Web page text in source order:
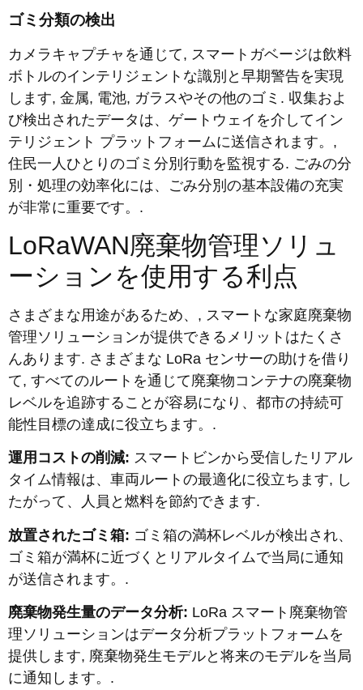
ゴミ分類の検出
カメラキャプチャを通じて, スマートガベージは飲料
ボトルのインテリジェントな識別と早期警告を実現
します, 金属, 電池, ガラスやその他のゴミ. 収集およ
び検出されたデータは、ゲートウェイを介してイン
テリジェント プラットフォームに送信されます。,
住民一人ひとりのゴミ分別行動を監視する. ごみの分
別・処理の効率化には、ごみ分別の基本設備の充実
が非常に重要です。.
LoRaWAN廃棄物管理ソリュ
ーションを使用する利点
さまざまな用途があるため、, スマートな家庭廃棄物
管理ソリューションが提供できるメリットはたくさ
んあります. さまざまな LoRa センサーの助けを借り
て, すべてのルートを通じて廃棄物コンテナの廃棄物
レベルを追跡することが容易になり、都市の持続可
能性目標の達成に役立ちます。.
運用コストの削減: スマートビンから受信したリアル
タイム情報は、車両ルートの最適化に役立ちます, し
たがって、人員と燃料を節約できます.
放置されたゴミ箱: ゴミ箱の満杯レベルが検出され、
ゴミ箱が満杯に近づくとリアルタイムで当局に通知
が送信されます。.
廃棄物発生量のデータ分析: LoRa スマート廃棄物管
理ソリューションはデータ分析プラットフォームを
提供します, 廃棄物発生モデルと将来のモデルを当局
に通知します。.